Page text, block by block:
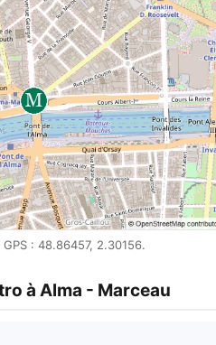
: 48.86457, 2.30156.
à Alma - Marceau